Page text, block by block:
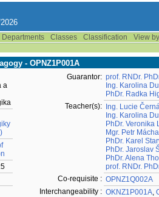
Departments Classes Classification View
- OPNZ1P001A
a
Guarantor: prof. RNDr.
Ing. Karolina
PhDr. Radka
Teacher(s):
Ing. Lucie
Ing. Karolina
PhDr. Veronika
Mgr. Petr Mácha
PhDr. Karel
PhDr. Jaroslav
PhDr. Alena
prof. RNDr.
Co-requisite : OPNZ1Q002A
Interchangeability : OKNZ1P001A,